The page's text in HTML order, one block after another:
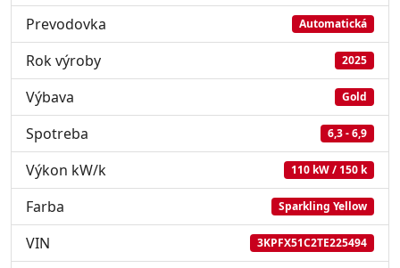
Prevodovka Automatická
Rok výroby 2025
Výbava Gold
Spotreba 6,3 - 6,9
Výkon kW/k 110 kW / 150 k
Farba Sparkling Yellow
VIN 3KPFX51C2TE225494